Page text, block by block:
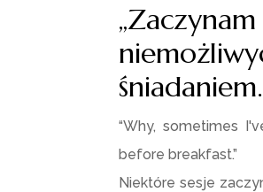
“Why, sometimes
before breakfast.”
Niektóre sesje